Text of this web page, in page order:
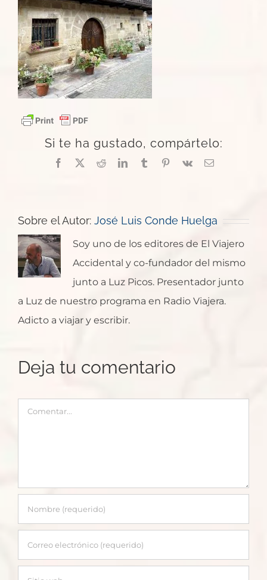
Si te ha gustado, compártelo:
Facebook
X RedditLinkedInTumblrPinterest
Vk
Correo
Sobre el Autor: José Luis Conde Huelga
Soy uno de los editores de El Viajero
Accidental y co-fundador del mismo
junto a Luz Picos. Presentador junto
a Luz de nuestro programa en Radio Viajera.
Adicto a viajar y escribir.
Deja tu comentario
Comentar